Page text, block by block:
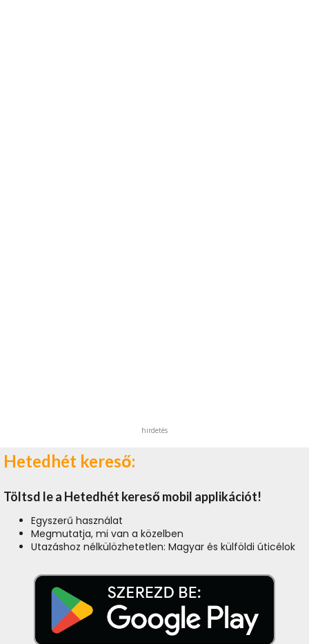
hirdetés
Hetedhét kereső:
Töltsd le a Hetedhét kereső mobil applikációt!
Egyszerű használat
Megmutatja, mi van a közelben
Utazáshoz nélkülözhetetlen: Magyar és külföldi úticélok